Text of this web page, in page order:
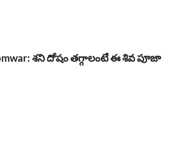
శని దోషం తగ్గాలంటే ఈ శివ పూజా